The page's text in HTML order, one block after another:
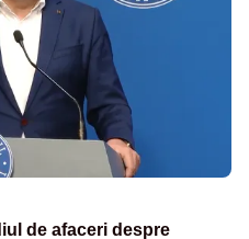
de afaceri despre